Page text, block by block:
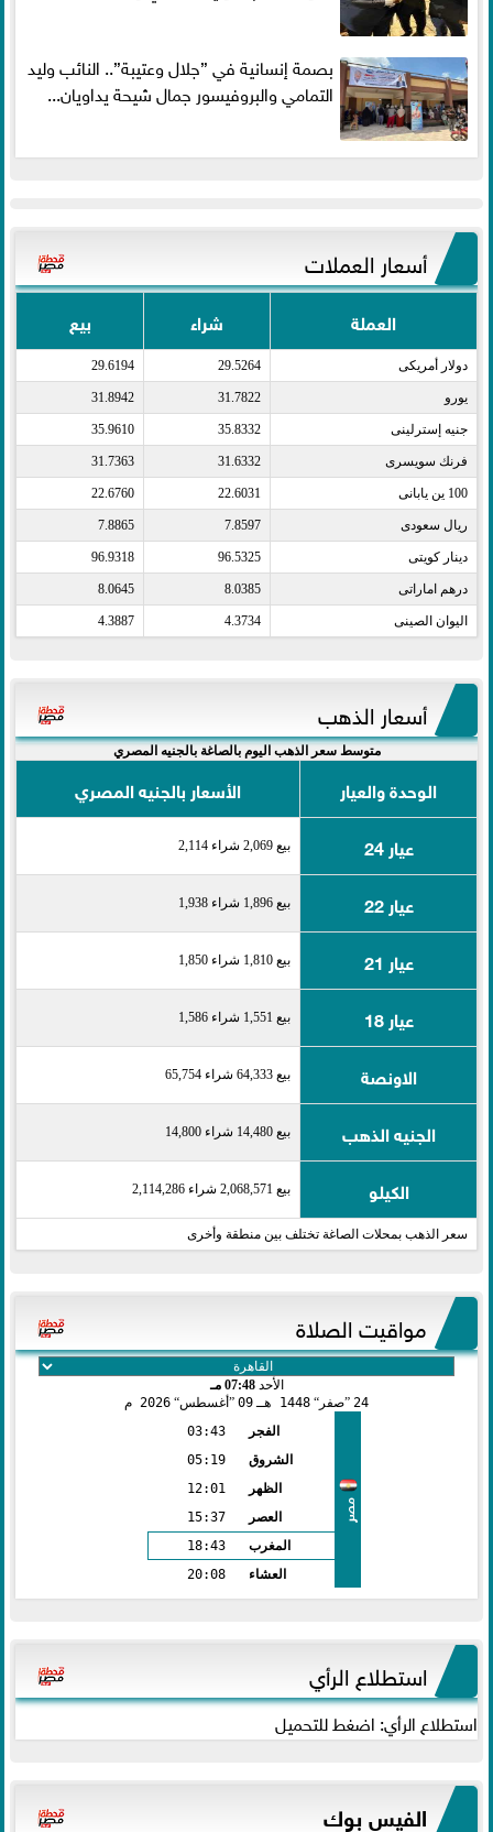
بصمة إنسانية في ”جلال وعتيبة”.. النائب وليد
التمامي والبروفيسور جمال شيحة يداويان...
أسعار العملات
العملة شراء بيع
دولار أمريكى​ 29.5264
29.6194
يورو​ 31.7822
31.8942
جنيه إسترلينى​ 35.8332
35.9610
فرنك سويسرى​ 31.6332
31.7363
100 ين يابانى​ 22.6031
22.6760
ريال سعودى​ 7.8597
7.8865
دينار كويتى​ 96.5325
96.9318
درهم اماراتى​ 8.0385
8.0645
اليوان الصينى​ 4.3734
4.3887
أسعار الذهب
متوسط سعر الذهب اليوم بالصاغة بالجنيه المصري
الوحدة والعيار
الأسعار بالجنيه المصري
عيار 24
بيع 2,069 شراء 2,114
عيار 22 بيع 1,896 شراء 1,938
عيار 21 بيع 1,810 شراء 1,850
عيار 18 بيع 1,551 شراء 1,586
الاونصة بيع 64,333 شراء 65,754
الجنيه الذهب بيع 14,480 شراء 14,800
الكيلو بيع 2,068,571 شراء 2,114,286
سعر الذهب بمحلات الصاغة تختلف بين منطقة وأخرى
مواقيت الصلاة
الأحد07:48 مـ
24 صفر 1448 هـ 09 أغسطس 2026 م
مصر
الفجر
03:43
الشروق
05:19
الظهر
12:01
العصر
15:37
المغرب
18:43
العشاء
20:08
استطلاع الرأي
استطلاع الرأي: اضغط للتحميل
الفيس بوك